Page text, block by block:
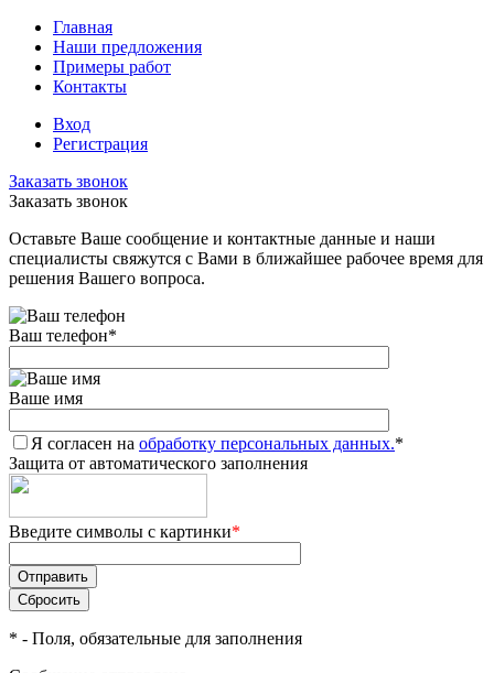
Главная
Наши предложения
Примеры работ
Контакты
Вход
Регистрация
Заказать звонок
Заказать звонок
Оставьте Ваше сообщение и контактные данные и наши
специалисты свяжутся с Вами в ближайшее рабочее время для
решения Вашего вопроса.
Ваш телефон*
Ваше имя
Я согласен на обработку персональных данных.*
Защита от автоматического заполнения
Введите символы с картинки*
* - Поля, обязательные для заполнения